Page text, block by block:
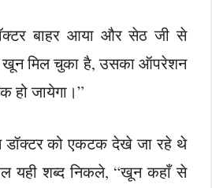
बाहर आया और सेठ जी से
खून मिल चुका है, उसका ऑपरेशन
हो जायेगा।”
को एकटक देखे जा रहे थे
शब्द निकले, “खून कहाँ से